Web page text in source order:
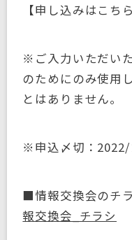
【申し込みはこち
※ご入力いただい
のためにのみ使用
とはありません。
※申込〆切：
■情報交換会のチ
報交換会_チラシ